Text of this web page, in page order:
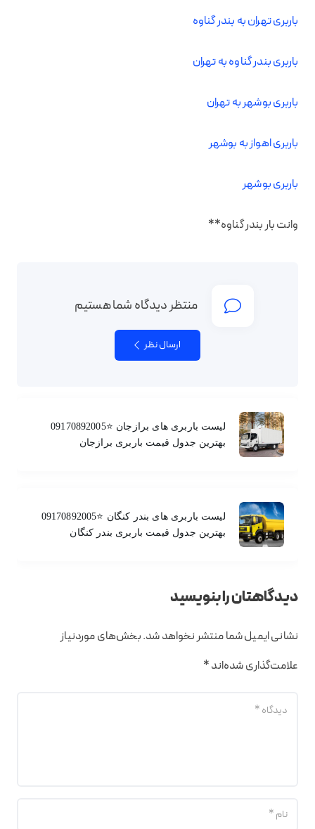
باربری تهران به بندر گناوه
باربری بندر گناوه به تهران
باربری بوشهر به تهران
باربری اهواز به بوشهر
باربری بوشهر
وانت بار بندر گناوه**
منتظر دیدگاه شما هستیم
ارسال نظر
لیست باربری های برازجان ⭐️09170892005
بهترین جدول قیمت باربری برازجان
لیست باربری های بندر کنگان ⭐️09170892005
بهترین جدول قیمت باربری بندر کنگان
دیدگاهتان را بنویسید
نشانی ایمیل شما منتشر نخواهد شد.بخش‌های موردنیاز
علامت‌گذاری شده‌اند*